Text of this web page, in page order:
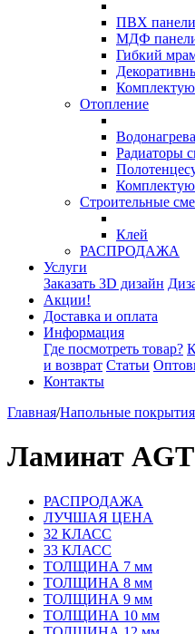
ПВХ панели
МДФ
Гибкий
Отопление
Радиаторы
Строительные
Клей
РАСПРОДАЖА
Услуги
Заказать 3D дизайн
Акции!
Доставка и оплата
Информация
Где посмотреть товар?
и возврат Статьи
Контакты
Главная/Напольные покрытия
Ламинат AGT
РАСПРОДАЖА
ЛУЧШАЯ ЦЕНА
32 КЛАСС
33 КЛАСС
ТОЛЩИНА 7 мм
ТОЛЩИНА 8 мм
ТОЛЩИНА 9 мм
ТОЛЩИНА 10 мм